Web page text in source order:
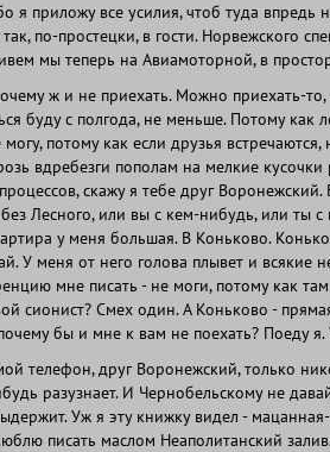
я приложу все усилия, чтоб туда впредь
по-простецки, в гости. Норвежского
мы теперь на Авиамоторной, в
ж и не приехать. Можно приехать-
буду с полгода, не меньше. Потому
потому как если друзья
вдребезги пополам на мелкие кусочки
скажу я тебе друг
Лесного, или вы с кем-нибудь, или ты
у меня большая. В Коньково.
У меня от него голова плывет и
мне писать - не моги, потому как
сионист? Смех один. А Коньково -
бы и мне к вам не поехать? Поеду
телефон, друг Воронежский, только
разузнает. И Чернобельскому не
Уж я эту книжку видел -
писать маслом Неаполитанский